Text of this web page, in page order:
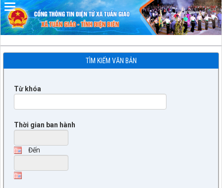
TÌM KIẾM VĂN BẢN
Từ khóa
Thời gian ban hành
Đến
Đã kết nối EMC